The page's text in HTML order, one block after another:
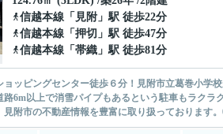
信越本線 「 見附 」駅 徒歩22分
信越本線 「 押切 」駅 徒歩47分
信越本線 「 帯織 」駅 徒歩81分
ッピングセンター徒歩６分！見附市立葛巻小学
6m以上で消雪パイプもあるという駐車もラク
附市の不動産情報を豊富に取り扱っております。